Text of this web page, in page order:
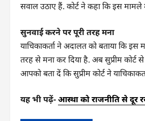
सवाल उठाए हैं. कोर्ट ने कहा कि इस
सुनवाई करने पर पूरी तरह मना
याचिकाकर्ता ने अदालत को बताया कि
तरह से मना कर दिया है. अब सुप्रीम कोर्ट
आपको बता दें कि सुप्रीम कोर्ट ने
यह भी पढ़ें-आस्था को राजनीति से दूर